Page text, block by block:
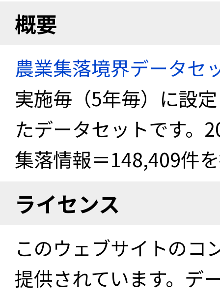
概要
農業集落境界データセ
実施毎（5年毎）に設
たデータセットです。
集落情報＝148,409件
ライセンス
このウェブサイトのコ
提供されています。デ